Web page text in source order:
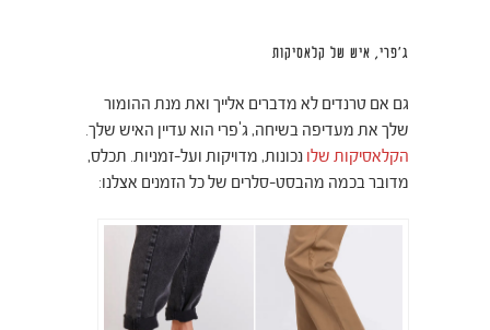
ג'פרי, איש של קלאסיקות
גם אם טרנדים לא מדברים אלייך ואת מנת ההומור
שלך את מעדיפה בשיחה, ג'פרי הוא עדיין האיש שלך.
הקלאסיקות שלו נכונות, מדויקות ועל-זמניות. תכלס,
מדובר בכמה מהבסט-סלרים של כל הזמנים אצלנו: